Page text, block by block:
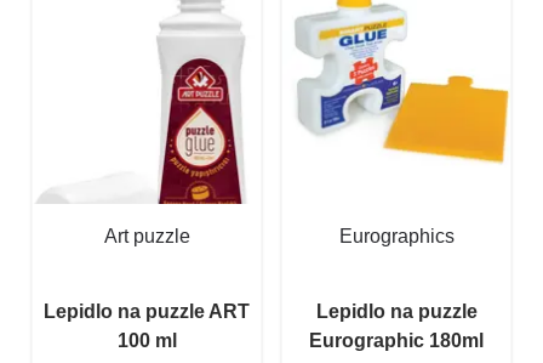
Art puzzle
Lepidlo na puzzle ART
100 ml
Eurographics
Lepidlo na puzzle
Eurographic 180ml